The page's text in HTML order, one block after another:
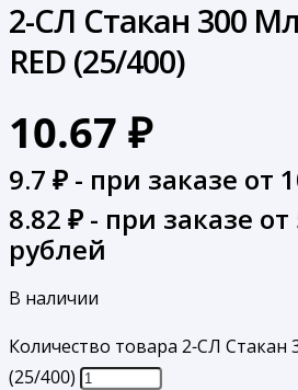
2-СЛ Стакан 300
RED (25/400)
10.67 ₽
9.7 ₽ - при заказе от
8.82 ₽ - при заказе от
рублей
В наличии
Количество товара 2-СЛ Стакан
(25/400)